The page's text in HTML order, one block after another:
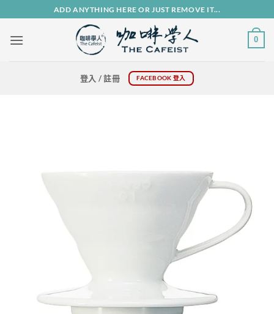
to
content
ADD ANYTHING HERE OR JUST REMOVE IT...
0
登入 / 註冊 FACEBOOK 登入